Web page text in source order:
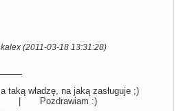
(time: 01:05) signal ok:
kHz I999B8C999D999T999G999Y999
(2011-03-18 13:31:28)
taką władzę, na jaką zasługuje ;)
;) | Pozdrawiam :)